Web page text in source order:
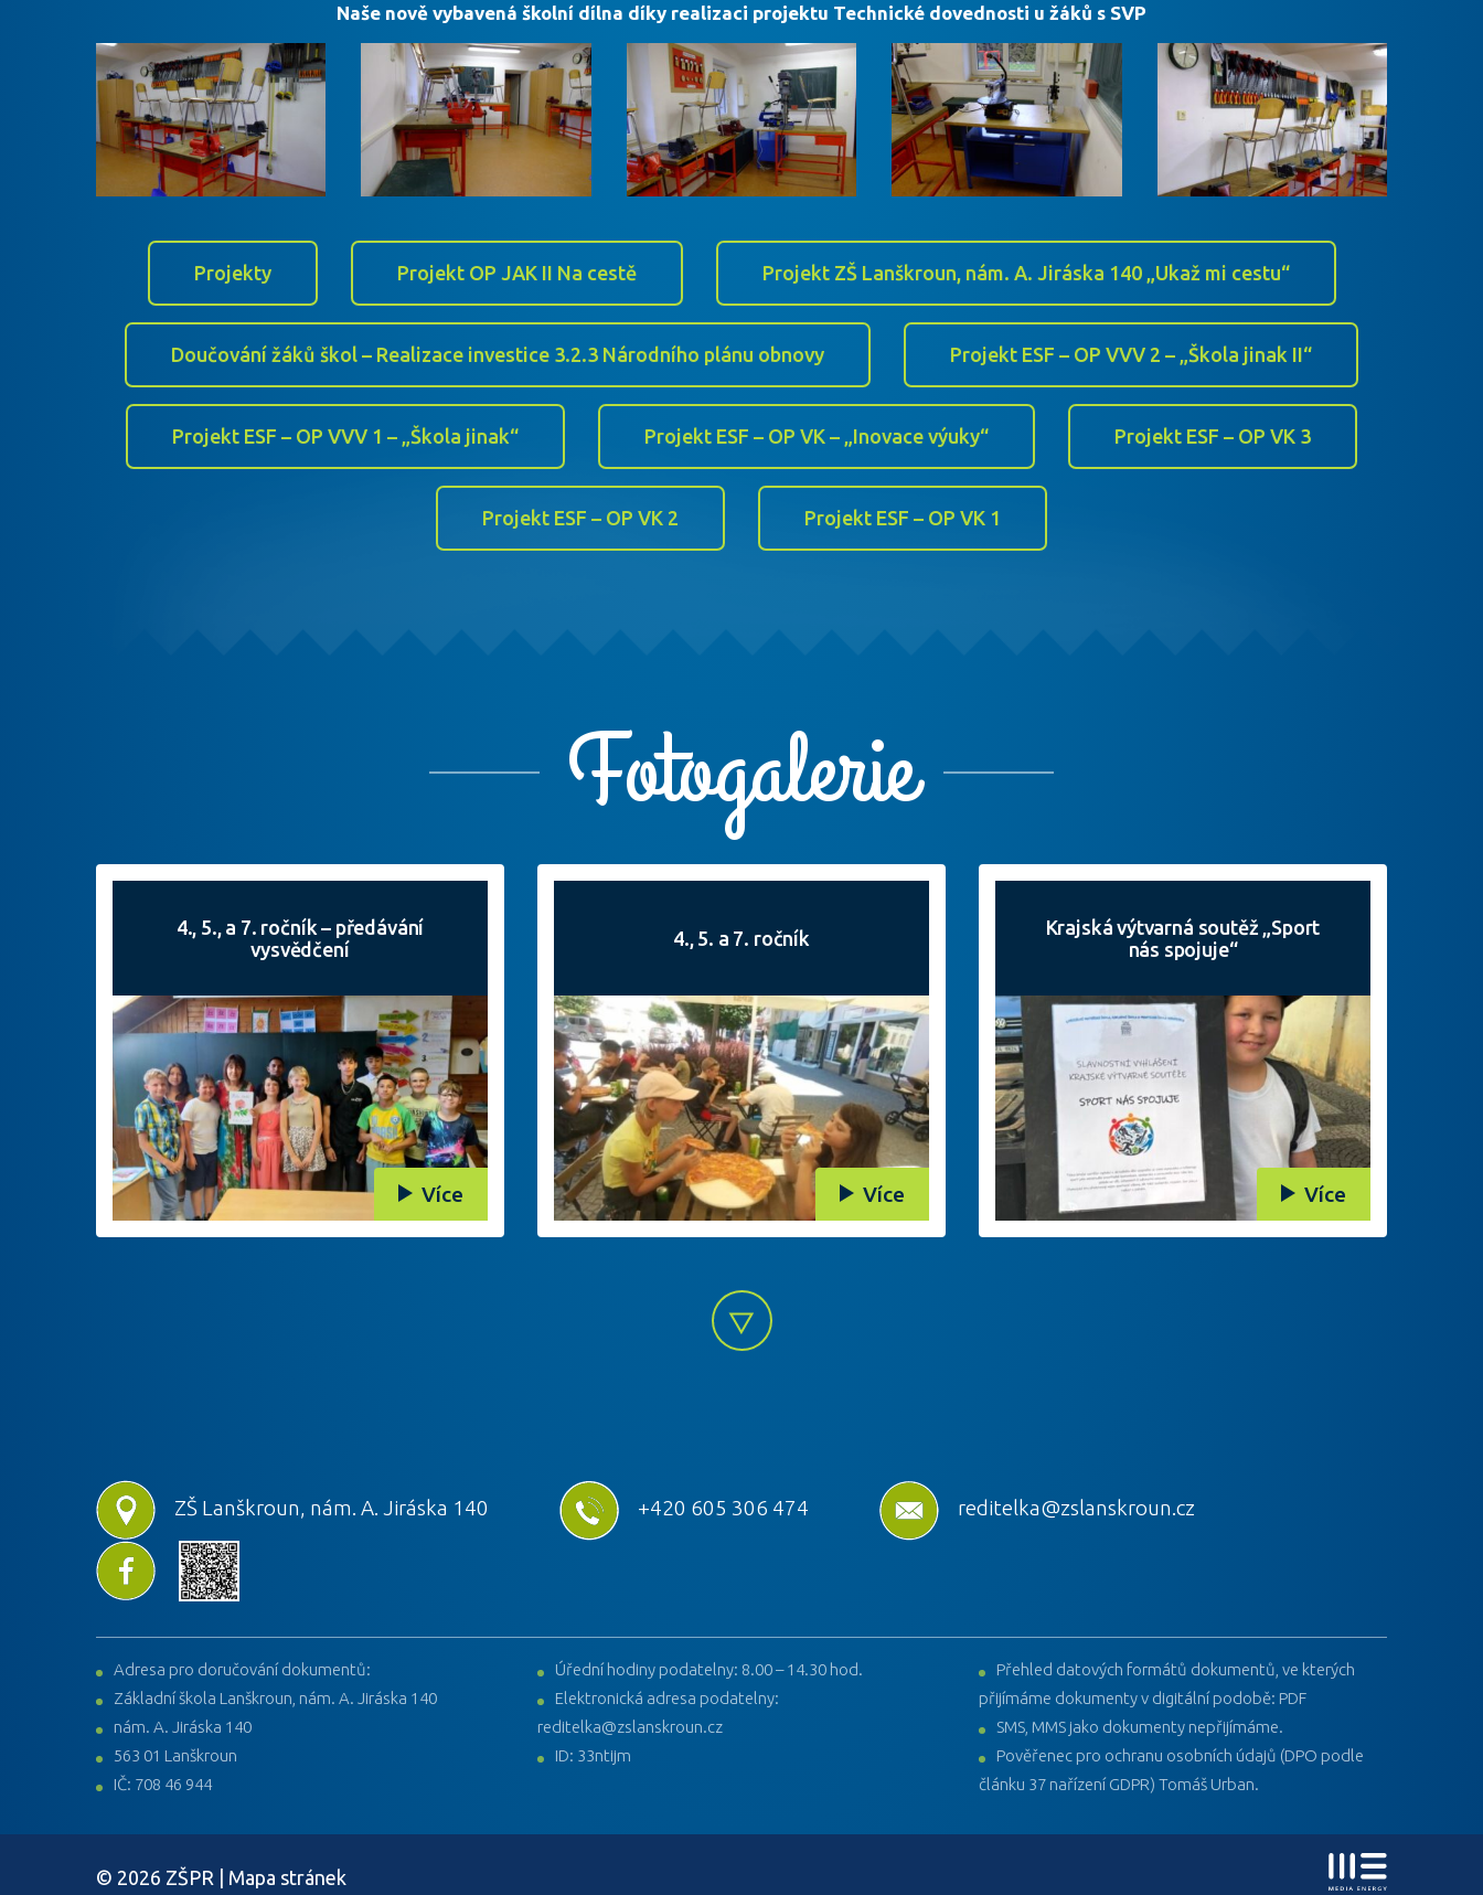
Naše nově vybavená školní dílna díky realizaci projektu Technické dovednosti u žáků s SVP
Projekty Projekt OP JAK II Na cestě Projekt ZŠ Lanškroun, nám. A. Jiráska 140 „Ukaž mi cestu“
Doučování žáků škol – Realizace investice 3.2.3 Národního plánu obnovy Projekt ESF – OP VVV 2 – „Škola jinak II“
Projekt ESF – OP VVV 1 – „Škola jinak“ Projekt ESF – OP VK – „Inovace výuky“ Projekt ESF – OP VK 3
Projekt ESF – OP VK 2 Projekt ESF – OP VK 1
Fotogalerie
4., 5., a 7. ročník – předávání
vysvědčení
Více
4., 5. a 7. ročník
Více
Krajská výtvarná soutěž „Sport
nás spojuje“
Více
ZŠ Lanškroun, nám. A. Jiráska 140 +420 605 306 474 reditelka@zslanskroun.cz
Adresa pro doručování dokumentů:
Základní škola Lanškroun, nám. A. Jiráska 140
nám. A. Jiráska 140
563 01 Lanškroun
IČ: 708 46 944
Úřední hodiny podatelny: 8.00 – 14.30 hod.
Elektronická adresa podatelny:
reditelka@zslanskroun.cz
ID: 33ntijm
Přehled datových formátů dokumentů, ve kterých
přijímáme dokumenty v digitální podobě: PDF
SMS, MMS jako dokumenty nepřijímáme.
Pověřenec pro ochranu osobních údajů (DPO podle
článku 37 nařízení GDPR) Tomáš Urban.
© 2026 ZŠPR | Mapa stránek